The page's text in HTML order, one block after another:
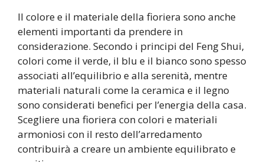
Il colore e il materiale della fioriera sono anche
elementi importanti da prendere in
considerazione. Secondo i principi del Feng Shui,
colori come il verde, il blu e il bianco sono spesso
associati all’equilibrio e alla serenità, mentre
materiali naturali come la ceramica e il legno
sono considerati benefici per l’energia della casa.
Scegliere una fioriera con colori e materiali
armoniosi con il resto dell’arredamento
contribuirà a creare un ambiente equilibrato e